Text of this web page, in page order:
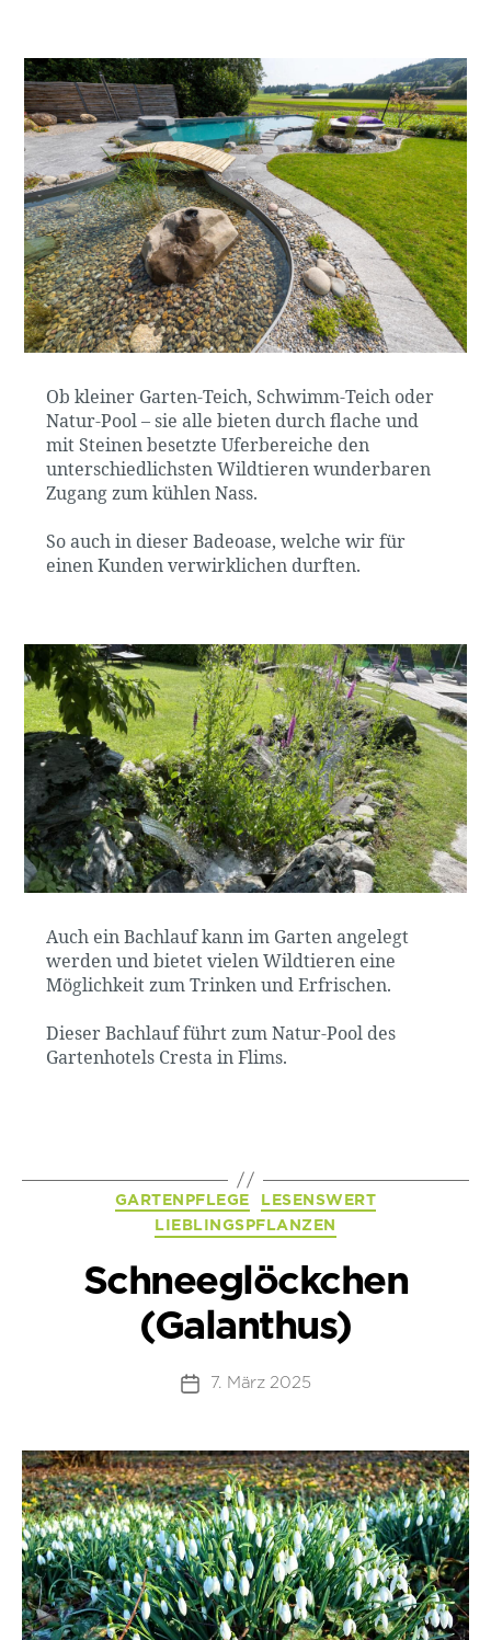
Ob kleiner Garten-Teich, Schwimm-Teich oder
Natur-Pool – sie alle bieten durch flache und
mit Steinen besetzte Uferbereiche den
unterschiedlichsten Wildtieren wunderbaren
Zugang zum kühlen Nass.
So auch in dieser Badeoase, welche wir für
einen Kunden verwirklichen durften.
Auch ein Bachlauf kann im Garten angelegt
werden und bietet vielen Wildtieren eine
Möglichkeit zum Trinken und Erfrischen.
Dieser Bachlauf führt zum Natur-Pool des
Gartenhotels Cresta in Flims.
Kategorien
GARTENPFLEGE
LESENSWERT
LIEBLINGSPFLANZEN
Schneeglöckchen
(Galanthus)
Beitragsdatum
7. März 2025